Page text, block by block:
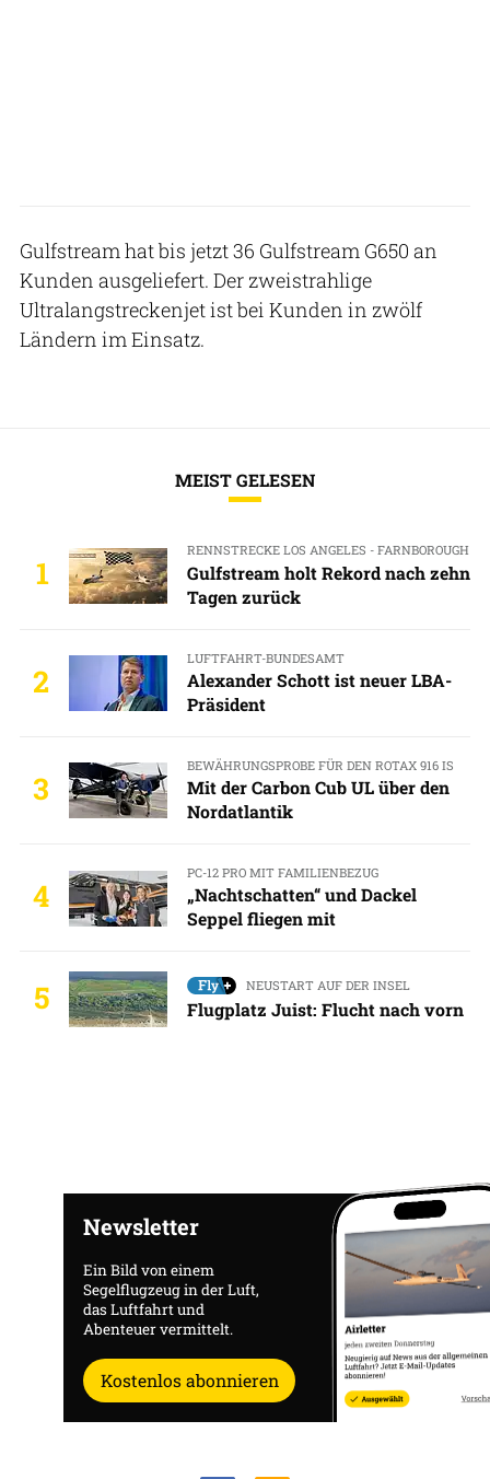
Gulfstream hat bis jetzt 36 Gulfstream G650 an
Kunden ausgeliefert. Der zweistrahlige
Ultralangstreckenjet ist bei Kunden in zwölf
Ländern im Einsatz.
MEIST GELESEN
1
RENNSTRECKE LOS ANGELES - FARNBOROUGH
Gulfstream holt Rekord nach zehn
Tagen zurück
2
LUFTFAHRT-BUNDESAMT
Alexander Schott ist neuer LBA-
Präsident
3
BEWÄHRUNGSPROBE FÜR DEN ROTAX 916 IS
Mit der Carbon Cub UL über den
Nordatlantik
4
PC-12 PRO MIT FAMILIENBEZUG
„Nachtschatten“ und Dackel
Seppel fliegen mit
5 NEUSTART AUF DER INSEL
Flugplatz Juist: Flucht nach vorn
Newsletter
Ein Bild von einem
Segelflugzeug in der Luft,
das Luftfahrt und
Abenteuer vermittelt.
Kostenlos abonnieren